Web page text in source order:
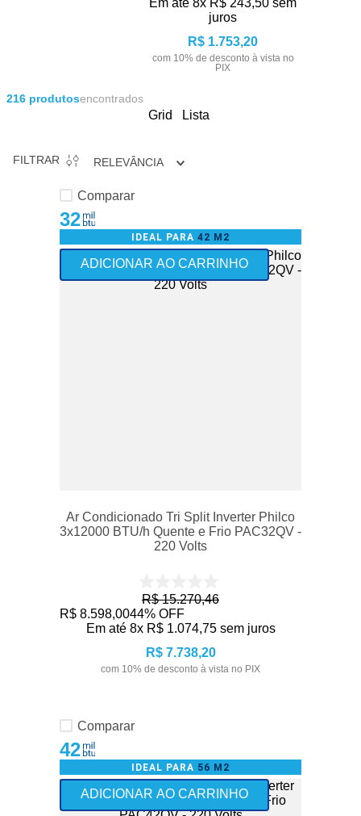
juros
R$ 1.753,20
com 10% de desconto à vista no
PIX
216 produtosencontrados
Grid Lista
FILTRAR RELEVÂNCIA
Comparar
32
IDEAL PARA 42 M2
ADICIONAR AO CARRINHO
Ar Condicionado Tri Split Inverter Philco
3x12000 BTU/h Quente e Frio PAC32QV -
220 Volts
R$ 15.270,46
R$ 8.598,0044% OFF
Em até 8x R$ 1.074,75sem juros
R$ 7.738,20
com 10% de desconto à vista no PIX
Comparar
42
IDEAL PARA 56 M2
Use o Cupom: ALTAPOTENCIA300
ADICIONAR AO CARRINHO